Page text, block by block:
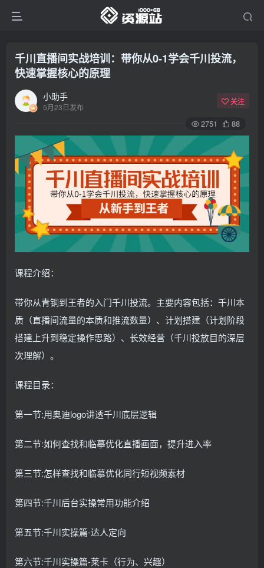
千川直播间实战培训：带你从0-1学会千川投流，
快速掌握核心的原理
小助手
5月23日发布
关注
2751 88
课程介绍：
带你从青铜到王者的入门千川投流。主要内容包括：千川本
质（直播间流量的本质和推流数量）、计划搭建（计划阶段
搭建上升到稳定操作思路）、长效经营（千川投放目的深层
次理解）。
课程目录：
第一节:用奥迪logo讲透千川底层逻辑
第二节:如何查找和临摹优化直播画面，提升进入率
第三节:怎样查找和临摹优化同行短视频素材
第四节:千川后台实操常用功能介绍
第五节:千川实操篇-达人定向
第六节:千川实操篇-莱卡（行为、兴趣）